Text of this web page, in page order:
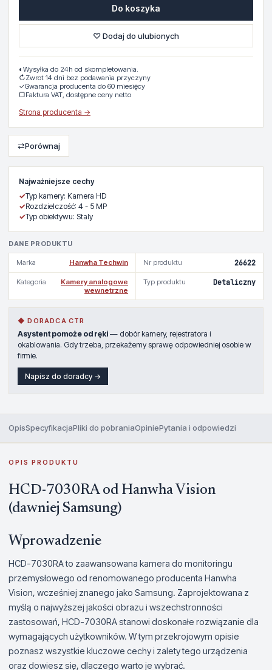
Najważniejsze cechy
✓Typ kamery: Kamera HD
✓Rozdzielczość: 4 - 5 MP
✓Typ obiektywu: Staly
DANE PRODUKTU
Marka Hanwha Techwin Nr produktu 26622
Kategoria
Kamery analogowe
wewnetrzne
Typ produktu Detaliczny
◆ DORADCA CTR
Asystent pomoże od ręki — dobór kamery, rejestratora i
okablowania. Gdy trzeba, przekażemy sprawę odpowiedniej osobie w
firmie.
Napisz do doradcy →
Do koszyka
♡ Dodaj do ulubionych
◐ Wysyłka do 24h od skompletowania.
↻Zwrot 14 dni bez podawania przyczyny
✓Gwarancja producenta do 60 miesięcy
▢Faktura VAT, dostępne ceny netto
Strona producenta →
⇄Porównaj
OpisSpecyfikacjaPliki do pobraniaOpiniePytania i odpowiedzi
OPIS PRODUKTU
HCD-7030RA od Hanwha Vision
(dawniej Samsung)
Wprowadzenie
HCD-7030RA to zaawansowana kamera do monitoringu
przemysłowego od renomowanego producenta Hanwha
Vision, wcześniej znanego jako Samsung. Zaprojektowana z
myślą o najwyższej jakości obrazu i wszechstronności
zastosowań, HCD-7030RA stanowi doskonałe rozwiązanie dla
wymagających użytkowników. W tym przekrojowym opisie
poznasz wszystkie kluczowe cechy i zalety tego urządzenia
oraz dowiesz się, dlaczego warto je wybrać.